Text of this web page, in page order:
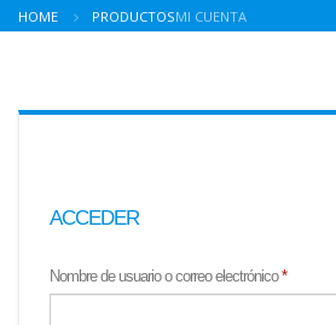
HOME PRODUCTOSMI CUENTA
ACCEDER
Nombre de usuario o correo electrónico*